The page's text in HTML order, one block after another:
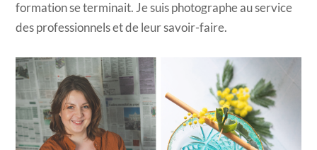
formation se terminait. Je suis photographe au service
des professionnels et de leur savoir-faire.